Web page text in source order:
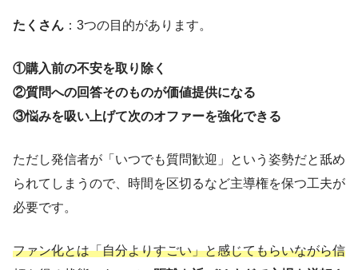
たくさん ：3つの目的があります。
①購入前の不安を取り除く
②質問への回答そのものが価値提供になる
③悩みを吸い上げて次のオファーを強化できる
ただし発信者が「いつでも質問歓迎」という姿勢だと舐め
られてしまうので、時間を区切るなど主導権を保つ工夫が
必要です。
ファン化とは「自分よりすごい」と感じてもらいながら信